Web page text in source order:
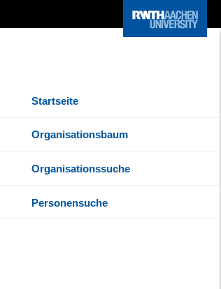
Startseite
Organisationsbaum
Organisationssuche
Personensuche